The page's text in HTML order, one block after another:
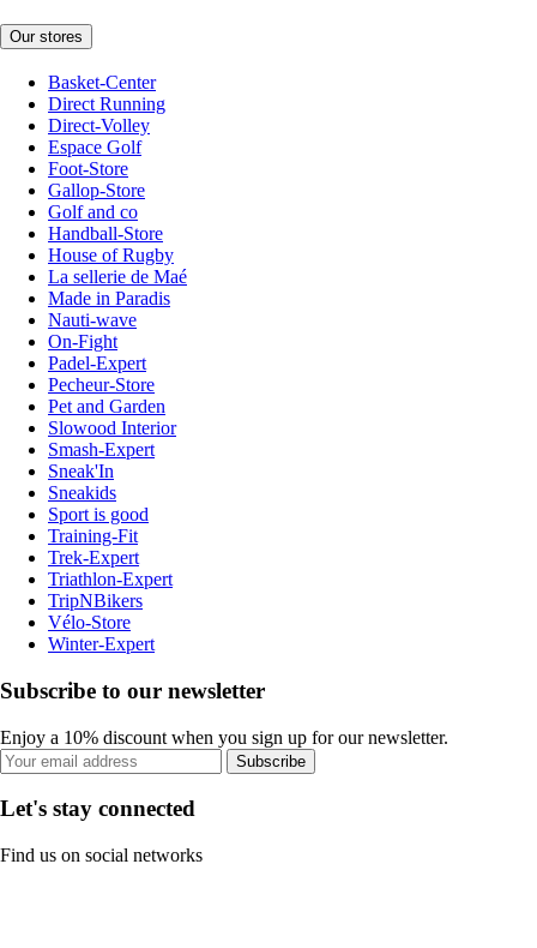
Our stores
Basket-Center
Direct Running
Direct-Volley
Espace Golf
Foot-Store
Gallop-Store
Golf and co
Handball-Store
House of Rugby
La sellerie de Maé
Made in Paradis
Nauti-wave
On-Fight
Padel-Expert
Pecheur-Store
Pet and Garden
Slowood Interior
Smash-Expert
Sneak'In
Sneakids
Sport is good
Training-Fit
Trek-Expert
Triathlon-Expert
TripNBikers
Vélo-Store
Winter-Expert
Subscribe to our newsletter
Enjoy a 10% discount when you sign up for our newsletter.
Subscribe
Let's stay connected
Find us on social networks